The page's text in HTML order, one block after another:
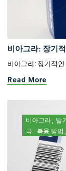
비아그라: 장기
비아그라: 장기적
Read More
비아그라 발
극
복용 방법